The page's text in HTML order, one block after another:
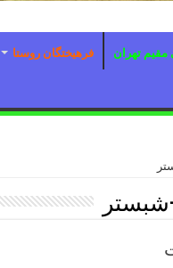
مقیم تهران فرهیختگان روستا
شبستر